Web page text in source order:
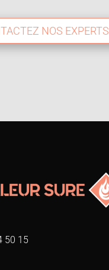
NOS EXPERTS
50 15